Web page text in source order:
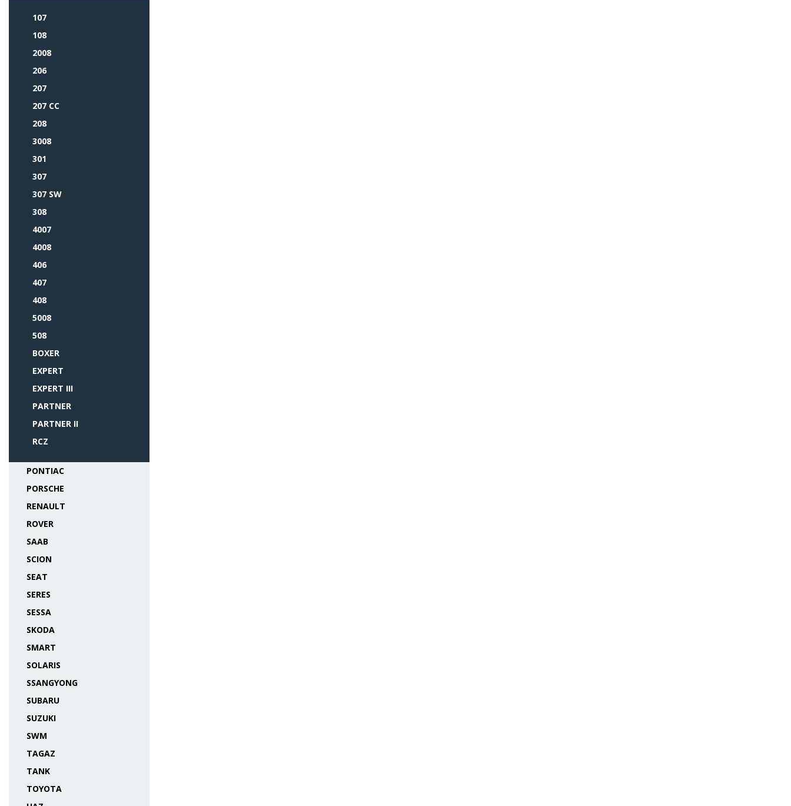
107
108
2008
206
207
207 CC
208
3008
301
307
307 SW
308
4007
4008
406
407
408
5008
508
BOXER
EXPERT
EXPERT III
PARTNER
PARTNER II
RCZ
PONTIAC
PORSCHE
RENAULT
ROVER
SAAB
SCION
SEAT
SERES
SESSA
SKODA
SMART
SOLARIS
SSANGYONG
SUBARU
SUZUKI
SWM
TAGAZ
TANK
TOYOTA